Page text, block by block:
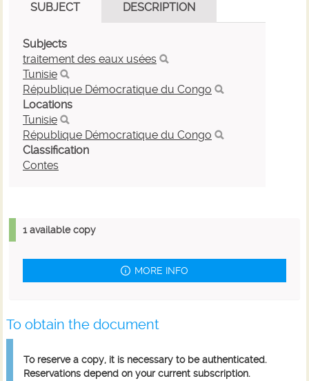
SUBJECT DESCRIPTION
Subjects
traitement des eaux usées
Tunisie
République Démocratique du Congo
Locations
Tunisie
République Démocratique du Congo
Classification
Contes
1 available copy
MORE INFO
To obtain the document
To reserve a copy, it is necessary to be authenticated.
Reservations depend on your current subscription.